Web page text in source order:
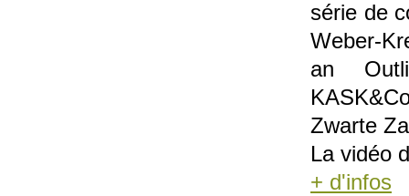
série de
Weber-
an
Zwarte
La vidéo
+ d'infos